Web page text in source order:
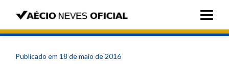
Publicado em 18 de maio de 2016